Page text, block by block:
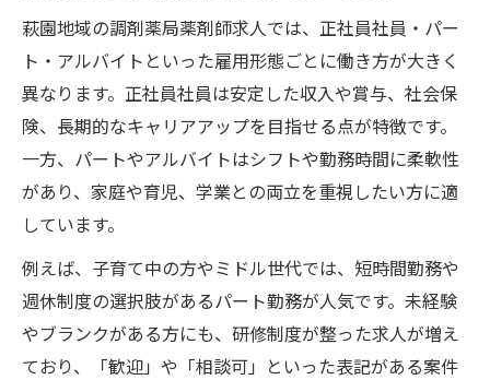
萩園地域の調剤薬局薬剤師求人では、正社員社員・パー
ト・アルバイトといった雇用形態ごとに働き方が大きく
異なります。正社員社員は安定した収入や賞与、社会保
険、長期的なキャリアアップを目指せる点が特徴です。
一方、パートやアルバイトはシフトや勤務時間に柔軟性
があり、家庭や育児、学業との両立を重視したい方に適
しています。
例えば、子育て中の方やミドル世代では、短時間勤務や
週休制度の選択肢があるパート勤務が人気です。未経験
やブランクがある方にも、研修制度が整った求人が増え
ており、「歓迎」や「相談可」といった表記がある案件